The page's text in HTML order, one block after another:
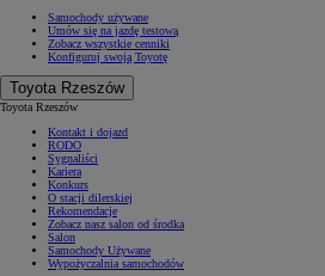
Samochody używane
Umów się na jazdę testową
Zobacz wszystkie cenniki
Konfiguruj swoją Toyotę
Toyota Rzeszów
Toyota Rzeszów
Kontakt i dojazd
RODO
Sygnaliści
Kariera
Konkurs
O stacji dilerskiej
Rekomendacje
Zobacz nasz salon od środka
Salon
Samochody Używane
Wypożyczalnia samochodów